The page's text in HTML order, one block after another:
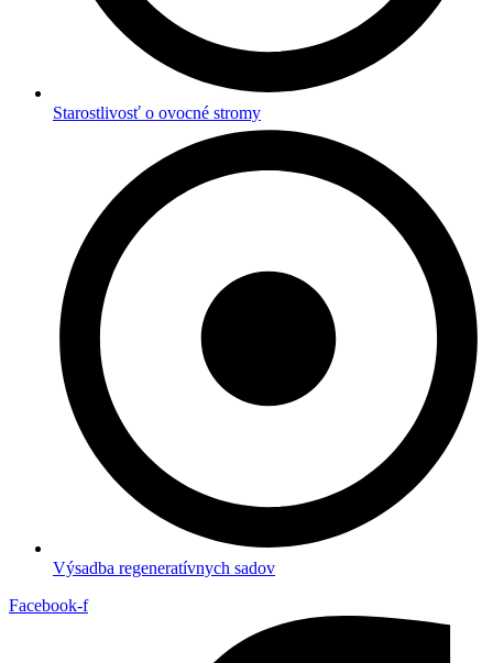
Starostlivosť o ovocné stromy
Výsadba regeneratívnych sadov
Facebook-f